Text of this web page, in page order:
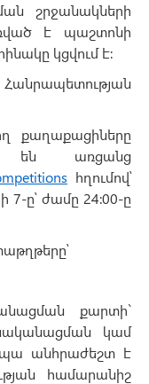
շրջանակների
է պաշտոնի
կցվում է:
քաղաքացիները
են առցանց
հղումով՝
7-ը՝ ժամը 24:00-ը
քարտի`
կամ
անհրաժեշտ է
համարանիշ